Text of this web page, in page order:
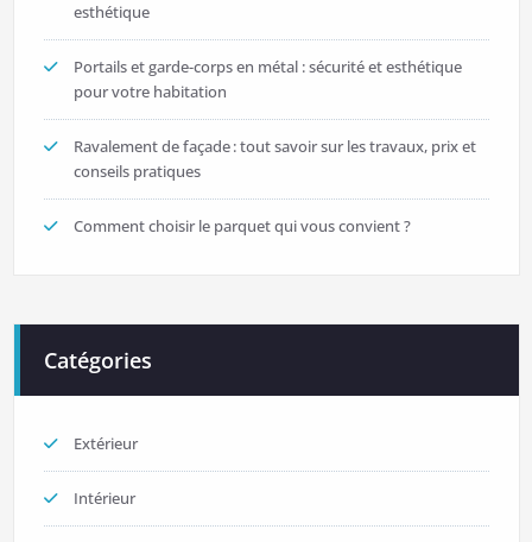
esthétique
Portails et garde-corps en métal : sécurité et esthétique
pour votre habitation
Ravalement de façade : tout savoir sur les travaux, prix et
conseils pratiques
Comment choisir le parquet qui vous convient ?
Catégories
Extérieur
Intérieur